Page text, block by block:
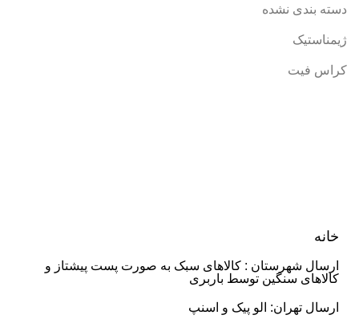
دسته بندی نشده
ژیمناستیک
کراس فیت
خانه
ارسال شهرستان : کالاهای سبک به صورت پست پیشتاز و
کالاهای سنگین توسط باربری
ارسال تهران: الو پیک و اسنپ